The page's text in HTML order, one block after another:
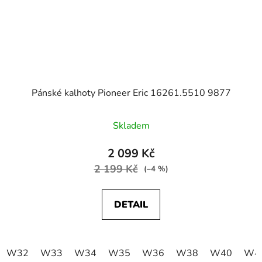
Pánské kalhoty Pioneer Eric 16261.5510 9877
Skladem
2 099 Kč
2 199 Kč (–4 %)
DETAIL
W32 W33 W34 W35 W36 W38 W40